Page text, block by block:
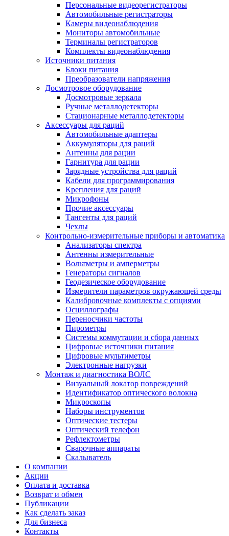
Персональные видеорегистраторы
Автомобильные регистраторы
Камеры видеонаблюдения
Мониторы автомобильные
Терминалы регистраторов
Комплекты видеонаблюдения
Источники питания
Блоки питания
Преобразователи напряжения
Досмотровое оборудование
Досмотровые зеркала
Ручные металлодетекторы
Стационарные металлодетекторы
Аксессуары для раций
Автомобильные адаптеры
Аккумуляторы для раций
Антенны для рации
Гарнитура для рации
Зарядные устройства для раций
Кабели для программирования
Крепления для раций
Микрофоны
Прочие аксессуары
Тангенты для раций
Чехлы
Контрольно-измерительные приборы и автоматика
Анализаторы спектра
Антенны измерительные
Вольтметры и амперметры
Генераторы сигналов
Геодезическое оборудование
Измерители параметров окружающей среды
Калибровочные комплекты с опциями
Осциллографы
Переносчики частоты
Пирометры
Системы коммутации и сбора данных
Цифровые источники питания
Цифровые мультиметры
Электронные нагрузки
Монтаж и диагностика ВОЛС
Визуальный локатор повреждений
Идентификатор оптического волокна
Микроскопы
Наборы инструментов
Оптические тестеры
Оптический телефон
Рефлектометры
Сварочные аппараты
Скалыватель
О компании
Акции
Оплата и доставка
Возврат и обмен
Публикации
Как сделать заказ
Для бизнеса
Контакты